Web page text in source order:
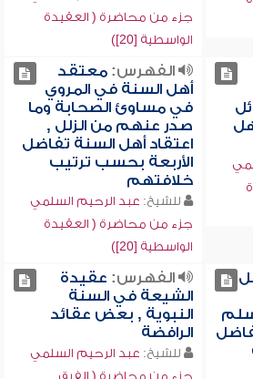
جزء من محاضرة ( العقيدة
الواسطية [20])
الفهرس:معتقد
أهل السنة في المروي
في مساوئ الصحابة وما
صدر عنهم من الزلل ,
اعتقاد أهل السنة تفاضل
الأربعة بحسب ترتيب
خلافتهم
للشيخ: عبد الرحيم السلمي
جزء من محاضرة ( العقيدة
الواسطية [20])
الفهرس: عقيدة
الشيعة في السنة
النبوية , بعض عقائد
الرافضة
للشيخ: عبد الرحيم السلمي
جزء من محاضرة ( الفرق